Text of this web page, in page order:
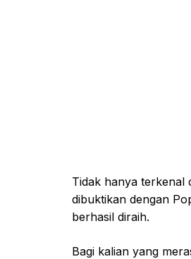
Tidak hanya terkenal
dibuktikan dengan
berhasil diraih.
Bagi kalian yang